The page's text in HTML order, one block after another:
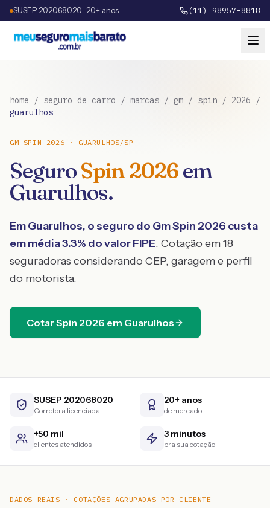
SUSEP 202068020 · 20+ anos (11) 98957-8818
home / seguro de carro / marcas / gm / spin / 2026 /
guarulhos
GM SPIN 2026 · GUARULHOS/SP
SeguroSpin2026em
Guarulhos.
EmGuarulhos, o seguro do GmSpin 2026 custa
em média3.3% do valor FIPE. Cotação em 18
seguradoras considerando CEP, garagem e perfil
do motorista.
Cotar Spin 2026 em Guarulhos
SUSEP 202068020
Corretora licenciada
20+ anos
de mercado
+50 mil
clientes atendidos
3 minutos
pra sua cotação
DADOS REAIS · COTAÇÕES AGRUPADAS POR CLIENTE